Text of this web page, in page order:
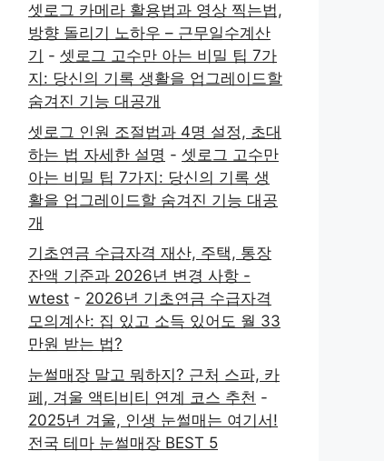
셋로그 카메라 활용법과 영상 찍는법,
방향 돌리기 노하우 – 근무일수계산
기 - 셋로그 고수만 아는 비밀 팁 7가
지: 당신의 기록 생활을 업그레이드할
숨겨진 기능 대공개
셋로그 인원 조절법과 4명 설정, 초대
하는 법 자세한 설명 - 셋로그 고수만
아는 비밀 팁 7가지: 당신의 기록 생
활을 업그레이드할 숨겨진 기능 대공
개
기초연금 수급자격 재산, 주택, 통장
잔액 기준과 2026년 변경 사항 -
wtest - 2026년 기초연금 수급자격
모의계산: 집 있고 소득 있어도 월 33
만원 받는 법?
눈썰매장 말고 뭐하지? 근처 스파, 카
페, 겨울 액티비티 연계 코스 추천 -
2025년 겨울, 인생 눈썰매는 여기서!
전국 테마 눈썰매장 BEST 5